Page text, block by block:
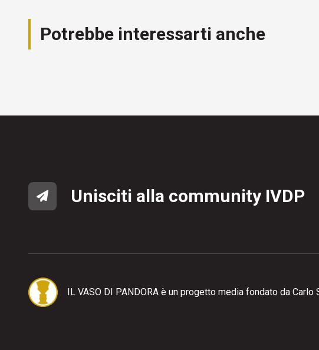
Potrebbe interessarti anche
Unisciti alla community IVDP
IL VASO DI PANDORA è un progetto media fondato da Carlo